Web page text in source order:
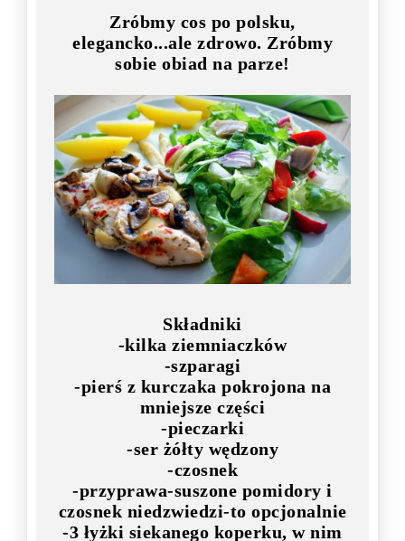
Zróbmy cos po polsku,
elegancko...ale zdrowo. Zróbmy
sobie obiad na parze!
Składniki
-kilka ziemniaczków
-szparagi
-pierś z kurczaka pokrojona na
mniejsze części
-pieczarki
-ser żółty wędzony
-czosnek
-przyprawa-suszone pomidory i
czosnek niedzwiedzi-to opcjonalnie
-3 łyżki siekanego koperku, w nim